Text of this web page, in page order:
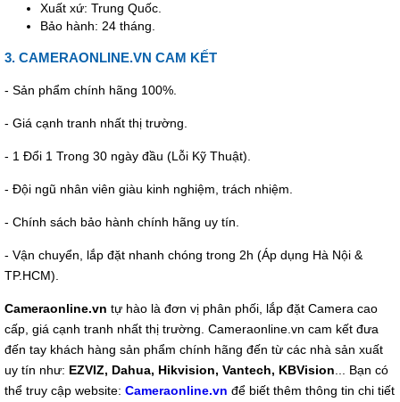
Xuất xứ: Trung Quốc.
Bảo hành: 24 tháng.
3. CAMERAONLINE.VN CAM KẾT
- Sản phẩm chính hãng 100%.
- Giá cạnh tranh nhất thị trường.
- 1 Đổi 1 Trong 30 ngày đầu (Lỗi Kỹ Thuật).
- Đội ngũ nhân viên giàu kinh nghiệm, trách nhiệm.
- Chính sách bảo hành chính hãng uy tín.
- Vận chuyển, lắp đặt nhanh chóng trong 2h (Áp dụng Hà Nội &
TP.HCM).
Cameraonline.vn tự hào là đơn vị phân phối, lắp đặt Camera cao
cấp, giá cạnh tranh nhất thị trường. Cameraonline.vn cam kết đưa
đến tay khách hàng sản phẩm chính hãng đến từ các nhà sản xuất
uy tín như: EZVIZ, Dahua, Hikvision, Vantech, KBVision ... Bạn có
thể truy cập website: Cameraonline.vn để biết thêm thông tin chi tiết